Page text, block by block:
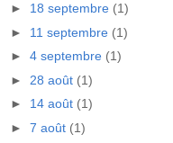
► 18 septembre (1)
► 11 septembre (1)
► 4 septembre (1)
► 28 août (1)
► 14 août (1)
► 7 août (1)